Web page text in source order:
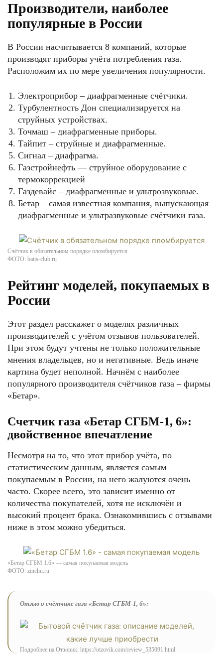
Производители, наиболее
популярные в России
В России насчитывается 8 компаний, которые
производят приборы учёта потребления газа.
Расположим их по мере увеличения популярности.
Электроприбор – диафрагменные счётчики.
Турбулентность Дон специализируется на
струйных устройствах.
Точмаш – диафрагменные приборы.
Тайпит – струйные и диафрагменные.
Сигнал – диафрагма.
Газстройнефть — струйное оборудование с
термокоррекцией
Газдевайс – диафрагменные и ультрозвуковые.
Бетар – самая известная компания, выпускающая
диафрагменные и ультразвуковые счётчики газа.
Счётчик в обязательном порядке пломбируется
ФОТО: batis-club.ru
Рейтинг моделей, покупаемых в
России
Этот раздел расскажет о моделях различных
производителей с учётом отзывов пользователей.
При этом будут учтены не только положительные
мнения владельцев, но и негативные. Ведь иначе
картина будет неполной. Начнём с наиболее
популярного производителя счётчиков газа – фирмы
«Бетар».
Счетчик газа «Бетар СГБМ-1, 6»:
двойственное впечатление
Несмотря на то, что этот прибор учёта, по
статистическим данным, является самым
покупаемым в России, на него жалуются очень
часто. Скорее всего, это зависит именно от
количества покупателей, хотя не исключён и
высокий процент брака. Ознакомившись с отзывами
ниже в этом можно убедиться.
«Бетар СГБМ 1.6» — самая покупаемая модель
ФОТО: zinchu.ru
Отзыв о счётчике газа «Бетар СГБМ-1, 6»:
Подробнее на Отзовик: https://otzovik.com/review_535091.html